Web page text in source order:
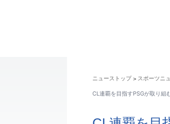
ニューストップ > スポーツニ
CL連覇を目指すPSGが取り